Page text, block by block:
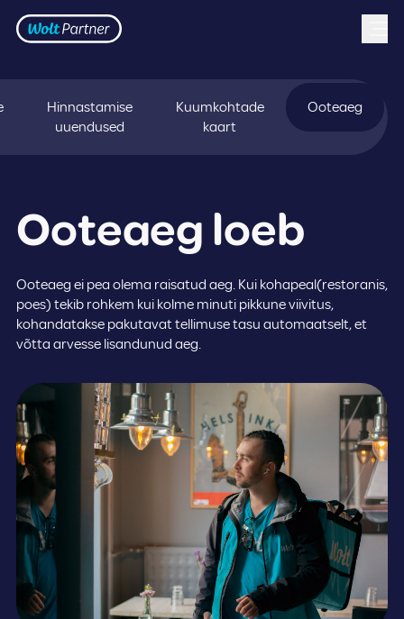
Skip to content
Frontpage
Hinnastamise
uuendused
Kuumkohtade
kaart
Ooteaeg
Ooteaeg loeb
Ooteaeg ei pea olema raisatud aeg. Kui kohapeal(restoranis,
poes) tekib rohkem kui kolme minuti pikkune viivitus,
kohandatakse pakutavat tellimuse tasu automaatselt, et
võtta arvesse lisandunud aeg.